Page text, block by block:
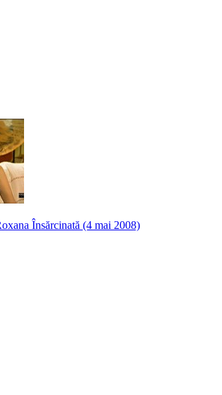
Însărcinată (4 mai 2008)